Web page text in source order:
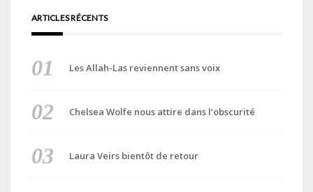
ARTICLES RÉCENTS
Les Allah-Las reviennent sans voix
Chelsea Wolfe nous attire dans l’obscurité
Laura Veirs bientôt de retour